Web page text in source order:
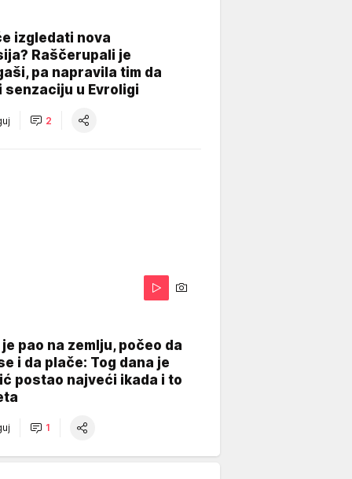
izgledati nova
Raščerupali je
pa napravila tim da
senzaciju u Evroligi
2
pao na zemlju, počeo da
i da plače: Tog dana je
postao najveći ikada i to
1